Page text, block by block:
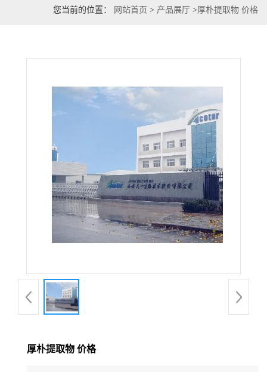
您当前的位置： 网站首页 > 产品展厅 >厚朴提取物 价格
厚朴提取物 价格